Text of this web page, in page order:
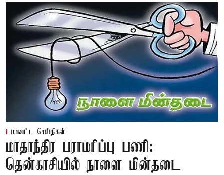
மாவட்ட செய்திகள்
மாதாந்திர பராமரிப்பு பணி:
தென்காசியில் நாளை மின்தடை